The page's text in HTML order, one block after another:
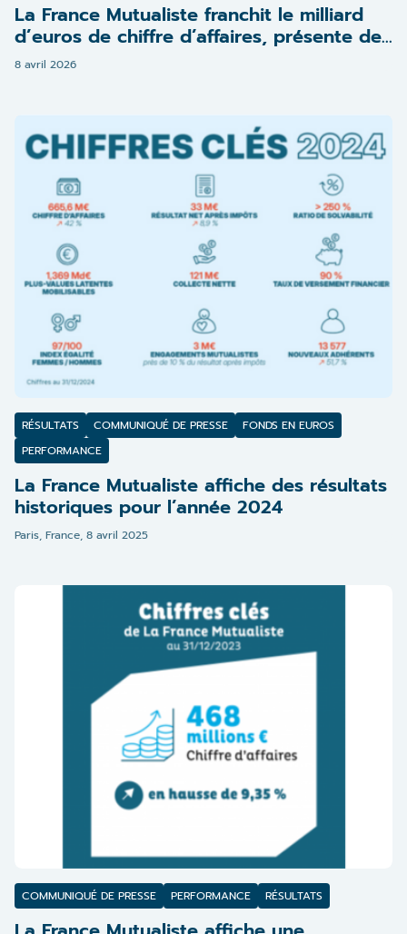
La France Mutualiste franchit le milliard
d’euros de chiffre d’affaires, présente des
résultats 2025 solides et confirme une
8 avril 2026
RÉSULTATS COMMUNIQUÉ DE PRESSE
FONDS EN EUROS
PERFORMANCE
La France Mutualiste affiche des résultats
historiques pour l’année 2024
Paris, France, 8 avril 2025
COMMUNIQUÉ DE PRESSE PERFORMANCE RÉSULTATS